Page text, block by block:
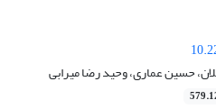
حسین عماری، وحید رضا میرابی